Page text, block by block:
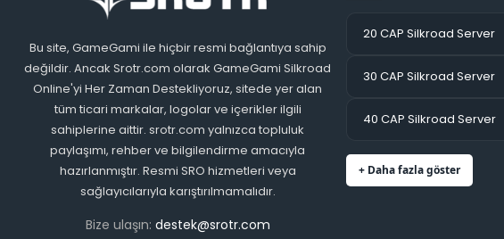
Bu site, GameGami ile hiçbir resmi bağlantıya sahip
değildir. Ancak Srotr.com olarak GameGami Silkroad
Online'yi Her Zaman Destekliyoruz, sitede yer alan
tüm ticari markalar, logolar ve içerikler ilgili
sahiplerine aittir. srotr.com yalnızca topluluk
paylaşımı, rehber ve bilgilendirme amacıyla
hazırlanmıştır. Resmi SRO hizmetleri veya
sağlayıcılarıyla karıştırılmamalıdır.
Bize ulaşın: destek@srotr.com
20 CAP Silkroad Server
30 CAP Silkroad Server
40 CAP Silkroad Server
+ Daha fazla göster